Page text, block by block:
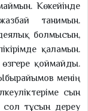
Көкейінде
танимын.
болмысын,
қаламын.
қоймайды.
менің
сын
сол тұсын дереу